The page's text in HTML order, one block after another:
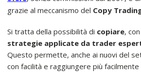
grazie al meccanismo del Copy
Si tratta della possibilità di copiare,
strategie applicate da trader
Questo permette, anche ai nuovi del
con facilità e raggiungere più